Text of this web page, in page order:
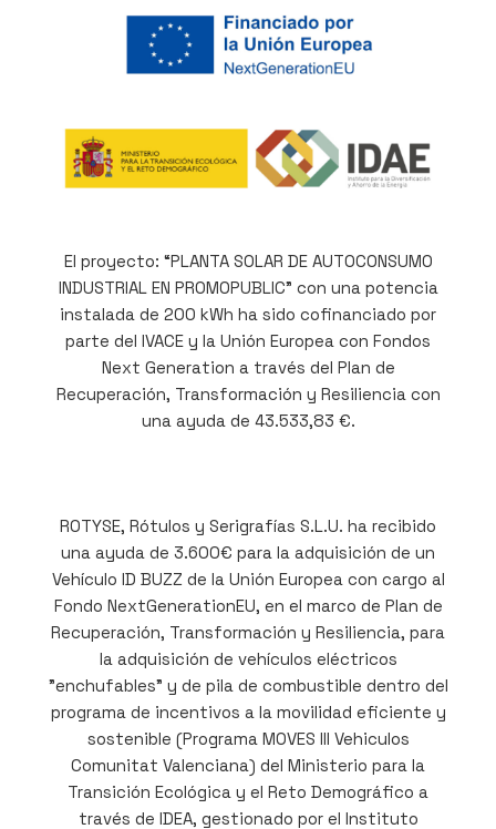
El proyecto: “PLANTA SOLAR DE AUTOCONSUMO
INDUSTRIAL EN PROMOPUBLIC” con una potencia
instalada de 200 kWh ha sido cofinanciado por
parte del IVACE y la Unión Europea con Fondos
Next Generation a través del Plan de
Recuperación, Transformación y Resiliencia con
una ayuda de 43.533,83 €.
ROTYSE, Rótulos y Serigrafías S.L.U. ha recibido
una ayuda de 3.600€ para la adquisición de un
Vehículo ID BUZZ de la Unión Europea con cargo al
Fondo NextGenerationEU, en el marco de Plan de
Recuperación, Transformación y Resiliencia, para
la adquisición de vehículos eléctricos
"enchufables" y de pila de combustible dentro del
programa de incentivos a la movilidad eficiente y
sostenible (Programa MOVES III Vehiculos
Comunitat Valenciana) del Ministerio para la
Transición Ecológica y el Reto Demográfico a
través de IDEA, gestionado por el Instituto